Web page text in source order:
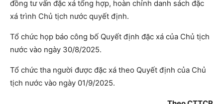
đồng tư vấn đặc xá tổng hợp, hoàn chỉnh danh sách đặc
xá trình Chủ tịch nước quyết định.
Tổ chức họp báo công bố Quyết định đặc xá của Chủ tịch
nước vào ngày 30/8/2025.
Tổ chức tha người được đặc xá theo Quyết định của Chủ
tịch nước vào ngày 01/9/2025.